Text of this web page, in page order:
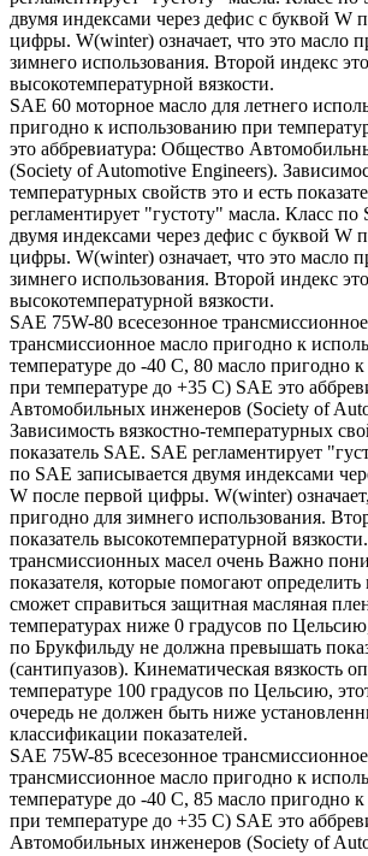
двумя индексами через дефис с буквой W
цифры. W(winter) означает, что это масло
зимнего использования. Второй индекс
высокотемпературной вязкости.
SAE 60 моторное масло для летнего
пригодно к использованию при
это аббревиатура: Общество
(Society of Automotive Engineers).
температурных свойств это и есть
регламентирует "густоту" масла. Класс по
двумя индексами через дефис с буквой W
цифры. W(winter) означает, что это масло
зимнего использования. Второй индекс
высокотемпературной вязкости.
SAE 75W-80 всесезонное
трансмиссионное масло пригодно к
температуре до -40 С, 80 масло пригодно
при температуре до +35 С) SAE это
Автомобильных инженеров (Society of
Зависимость вязкостно-температурных
показатель SAE. SAE регламентирует
по SAE записывается двумя индексами
W после первой цифры. W(winter)
пригодно для зимнего использования.
показатель высокотемпературной
трансмиссионных масел очень Важно
показателя, которые помогают определить
сможет справиться защитная масляная
температурах ниже 0 градусов по
по Брукфильду не должна превышать
(сантипуазов). Кинематическая вязкость
температуре 100 градусов по Цельсию,
очередь не должен быть ниже
классификации показателей.
SAE 75W-85 всесезонное
трансмиссионное масло пригодно к
температуре до -40 С, 85 масло пригодно
при температуре до +35 С) SAE это
Автомобильных инженеров (Society of